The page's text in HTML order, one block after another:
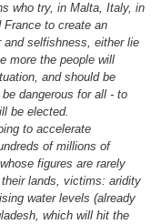
who try, in Malta, Italy, in
France to create an
selfishness, either lie
more the people will
and should be
dangerous for all - to
be elected.
to accelerate
of millions of
figures are rarely
lands, victims: aridity
water levels (already
which will hit the